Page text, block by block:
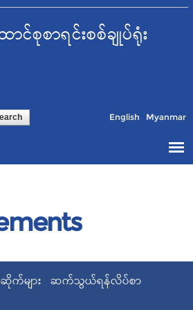
to
င်စုစာရင်းစစ်ချုပ်ရုံး
English Myanmar
များ ဆက်သွယ်ရန်လိပ်စာ